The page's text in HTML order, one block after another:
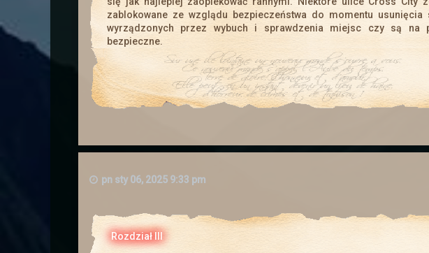
zablokowane ze wzglądu bezpieczeństwa do momentu usunięcia
wyrządzonych przez wybuch i sprawdzenia miejsc czy są na
bezpieczne.
pn sty 06, 2025 9:33 pm
Rozdział III